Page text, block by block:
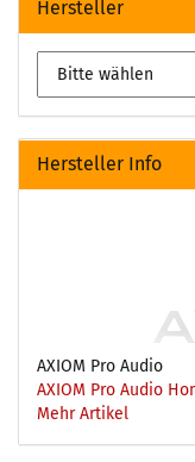
Hersteller
Hersteller Info
AXIOM Pro Audio
AXIOM Pro Audio
Mehr Artikel